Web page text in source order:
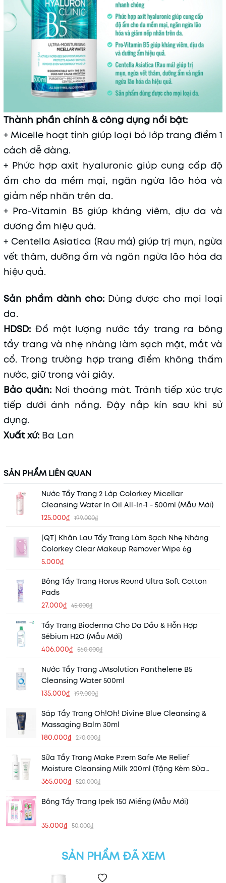
Thành phần chính & công dụng nổi bật:
+ Micelle hoạt tính giúp loại bỏ lớp trang điểm 1
cách dễ dàng.
+ Phức hợp axit hyaluronic giúp cung cấp độ
ẩm cho da mềm mại, ngăn ngừa lão hóa và
giảm nếp nhăn trên da.
+ Pro-Vitamin B5 giúp kháng viêm, dịu da và
dưỡng ẩm hiệu quả.
+ Centella Asiatica (Rau má) giúp trị mụn, ngừa
vết thâm, dưỡng ẩm và ngăn ngừa lão hóa da
hiệu quả.
Sản phẩm dành cho: Dùng được cho mọi loại
da.
HDSD: Đổ một lượng nước tẩy trang ra bông
tẩy trang và nhẹ nhàng làm sạch mặt, mắt và
cổ. Trong trường hợp trang điểm không thấm
nước, giữ trong vài giây.
Bảo quản: Nơi thoáng mát. Tránh tiếp xúc trực
tiếp dưới ánh nắng. Đậy nắp kín sau khi sử
dụng.
Xuất xứ: Ba Lan
SẢN PHẨM LIÊN QUAN
Nước Tẩy Trang 2 Lớp Colorkey Micellar
Cleansing Water In Oil All-In-1 - 500ml (Mẫu Mới)
125.000₫ 199.000₫
[QT] Khăn Lau Tẩy Trang Làm Sạch Nhẹ Nhàng
Colorkey Clear Makeup Remover Wipe 6g
5.000₫
Bông Tẩy Trang Horus Round Ultra Soft Cotton
Pads
27.000₫ 45.000₫
Tẩy Trang Bioderma Cho Da Dầu & Hỗn Hợp
Sébium H2O (Mẫu Mới)
406.000₫ 560.000₫
Nước Tẩy Trang JMsolution Panthelene B5
Cleansing Water 500ml
135.000₫ 199.000₫
Sáp Tẩy Trang Oh!Oh! Divine Blue Cleansing &
Massaging Balm 30ml
180.000₫ 270.000₫
Sữa Tẩy Trang Make P:rem Safe Me Relief
Moisture Cleansing Milk 200ml (Tặng Kèm Sữa
Rửa Mặt 50ml)
365.000₫ 520.000₫
Bông Tẩy Trang Ipek 150 Miếng (Mẫu Mới)
35.000₫ 50.000₫
SẢN PHẨM ĐÃ XEM